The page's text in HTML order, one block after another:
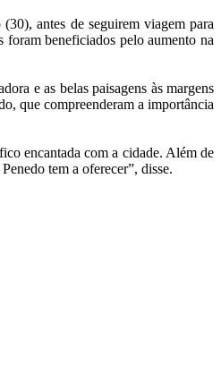
antes de seguirem viagem para
foram beneficiados pelo aumento na
e as belas paisagens às margens
que compreenderam a importância
encantada com a cidade. Além de
tem a oferecer”, disse.